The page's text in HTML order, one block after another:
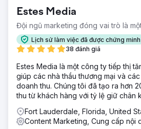
Estes Media
Đội ngũ marketing đóng vai trò là
Lịch sử làm việc đã được chứng minh
38 đánh giá
Estes Media là một công ty tiếp thị
giúp các nhà thầu thương mại và
doanh thu. Chúng tôi đã tạo ra hơn
thu từ khách hàng với tỷ lệ giữ chân
Fort Lauderdale, Florida, United
Content Marketing, Cung cấp nội